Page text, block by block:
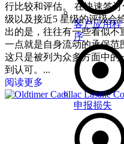
客户应用程
序
申报损失
行比较和评估。 在快速签
级以及接近5 星级的评级会
出的是，往往有一些看似不
一点就是自身流动的承保范
这只是被列为众多方面中
到认可。...
阅读更多